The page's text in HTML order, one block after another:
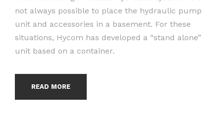
not always possible to place the hydraulic pump
unit and accessories in a basement. For these
situations, Hycom has developed a “stand alone”
unit based on a container.
READ MORE